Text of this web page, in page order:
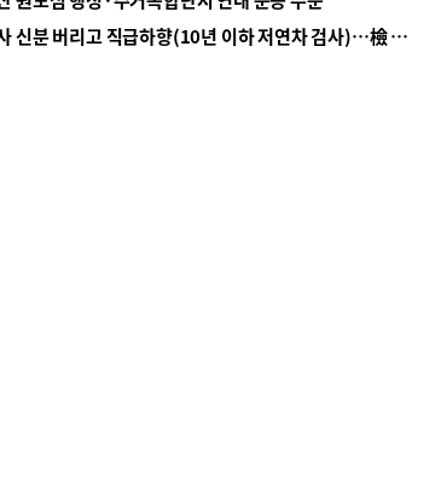
■ 검사 신분 버리고 직급하향(10년 이하 저연차 검사)…檢 중수청행 기피